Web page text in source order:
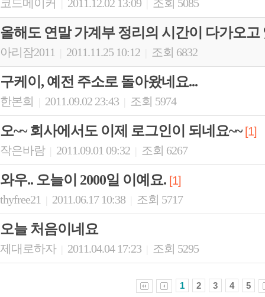
코드메이커 2011.12.02 13:09 조회 5085
올해도 연말 가계부 정리의 시간이 다가오고
아리잠2011 2011.11.25 10:12 조회 6832
구케이, 예전 주소로 돌아왔네요...
한본희 2011.09.02 23:43 조회 5974
오~~ 회사에서도 이제 로그인이 되네요~~ [1]
작은바람
2011.09.01 09:32 조회 6267
와우.. 오늘이 2000일 이예요. [1]
thyfree21
2011.06.17 10:38 조회 5717
오늘 처음이네요
제대로하자 2011.04.04 17:23 조회 5295
1 2 3 4 5